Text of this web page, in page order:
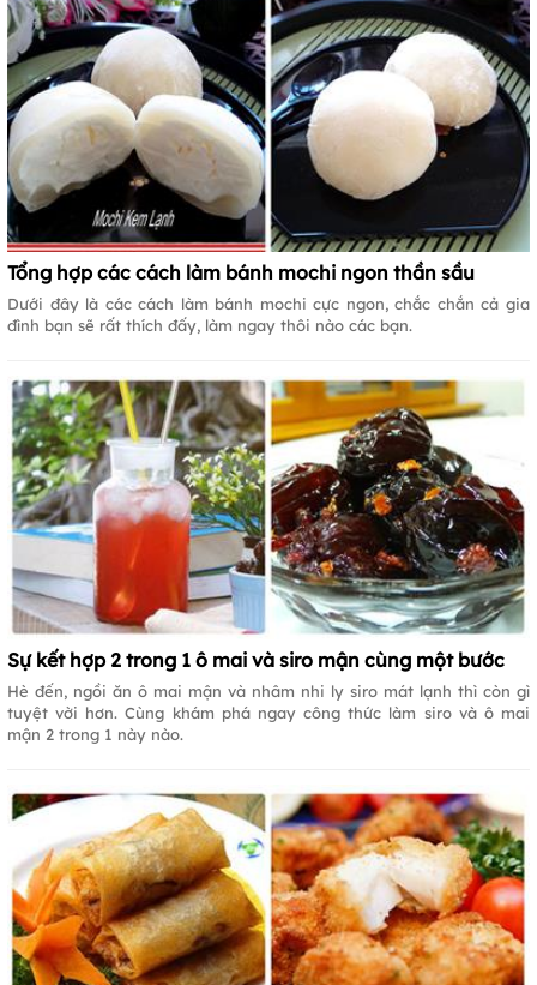
Tổng hợp các cách làm bánh mochi ngon thần sầu
Dưới đây là các cách làm bánh mochi cực ngon, chắc chắn cả gia
đình bạn sẽ rất thích đấy, làm ngay thôi nào các bạn.
Sự kết hợp 2 trong 1 ô mai và siro mận cùng một bước
Hè đến, ngồi ăn ô mai mận và nhâm nhi ly siro mát lạnh thì còn gì
tuyệt vời hơn. Cùng khám phá ngay công thức làm siro và ô mai
mận 2 trong 1 này nào.